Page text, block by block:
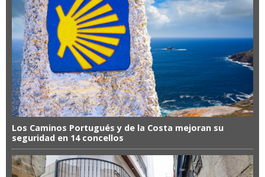
Los Caminos Portugués y de la Costa mejoran su
seguridad en 14 concellos